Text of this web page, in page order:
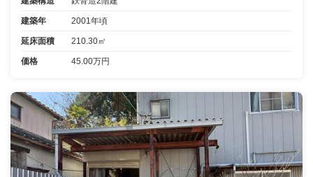
建築年 2001年頃
延床面積 210.30㎡
価格 45.00万円